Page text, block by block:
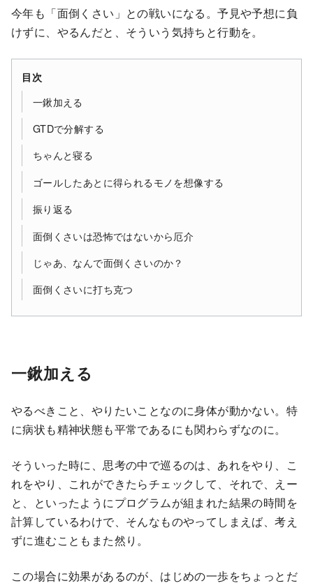
今年も「面倒くさい」との戦いになる。予見や予想に負
けずに、やるんだと、そういう気持ちと行動を。
目次
一鍬加える
GTDで分解する
ちゃんと寝る
ゴールしたあとに得られるモノを想像する
振り返る
面倒くさいは恐怖ではないから厄介
じゃあ、なんで面倒くさいのか？
面倒くさいに打ち克つ
一鍬加える
やるべきこと、やりたいことなのに身体が動かない。特
に病状も精神状態も平常であるにも関わらずなのに。
そういった時に、思考の中で巡るのは、あれをやり、こ
れをやり、これができたらチェックして、それで、えー
と、といったようにプログラムが組まれた結果の時間を
計算しているわけで、そんなものやってしまえば、考え
ずに進むこともまた然り。
この場合に効果があるのが、はじめの一歩をちょっとだ